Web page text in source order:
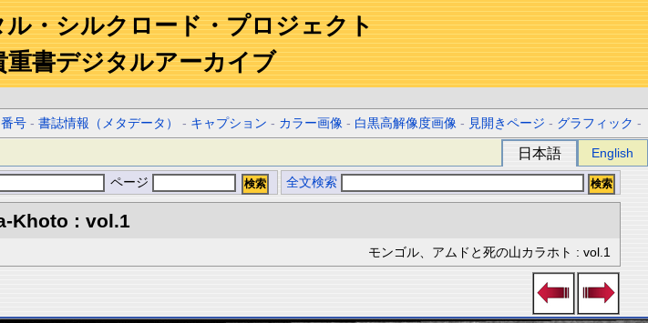
・シルクロード・プロジェクト
重書デジタルアーカイブ
号 -書誌情報（メタデータ） - キャプション - カラー画像 - 白黒高解像度画像 - 見開きページ - グラフィック -
日本語 English
ページ 全文検索
Khoto : vol.1
モンゴル、アムドと死の山カラホト : vol.1